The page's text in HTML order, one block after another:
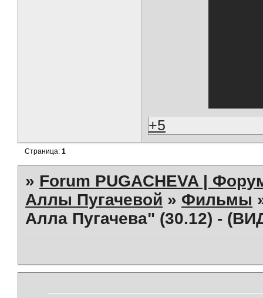
+5
Страница:1
» Forum PUGACHEVA |
Аллы Пугачевой » Фильмы
Алла Пугачева" (30.12) -